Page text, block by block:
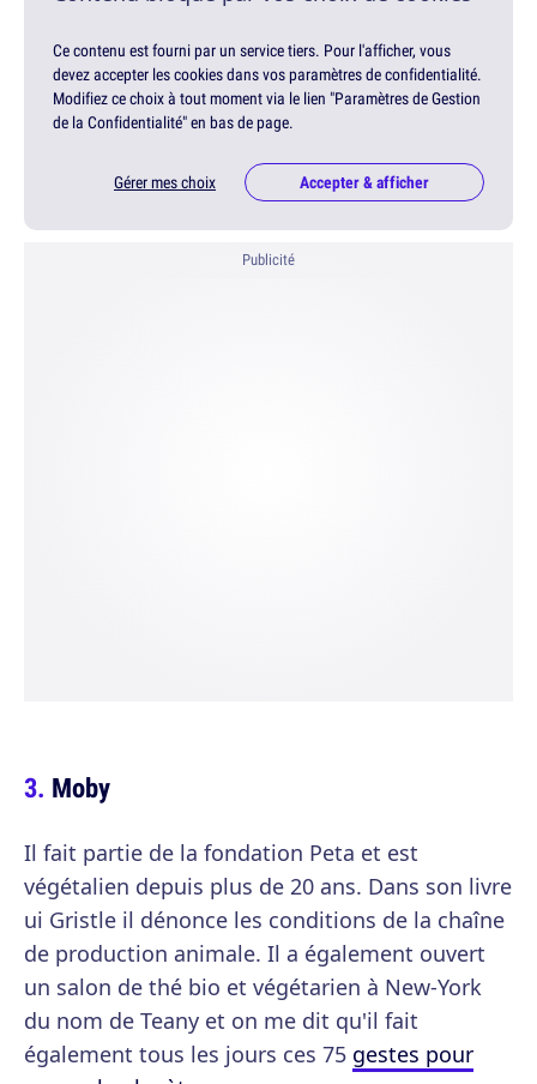
Ce contenu est fourni par un service tiers. Pour l'afficher, vous
devez accepter les cookies dans vos paramètres de confidentialité.
Modifiez ce choix à tout moment via le lien "Paramètres de Gestion
de la Confidentialité" en bas de page.
Gérer mes choix Accepter & afficher
Publicité
Moby
Il fait partie de la fondation Peta et est
végétalien depuis plus de 20 ans. Dans son livre
ui Gristle il dénonce les conditions de la chaîne
de production animale. Il a également ouvert
un salon de thé bio et végétarien à New-York
du nom de Teany et on me dit qu'il fait
également tous les jours ces 75 gestes pour